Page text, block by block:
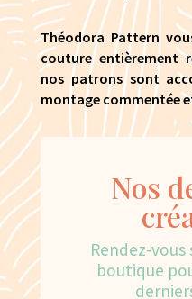
Théodora Pattern
couture entièrement
nos patrons sont
montage commentée
Nos
Rendez-
boutique